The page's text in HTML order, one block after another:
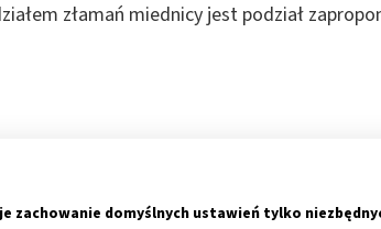
złamań miednicy jest podział
zachowanie domyślnych ustawień tylko